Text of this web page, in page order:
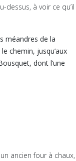
dessus, à voir ce qu’il
méandres de la
chemin, jusqu’aux
dont l’une
ancien four à chaux,